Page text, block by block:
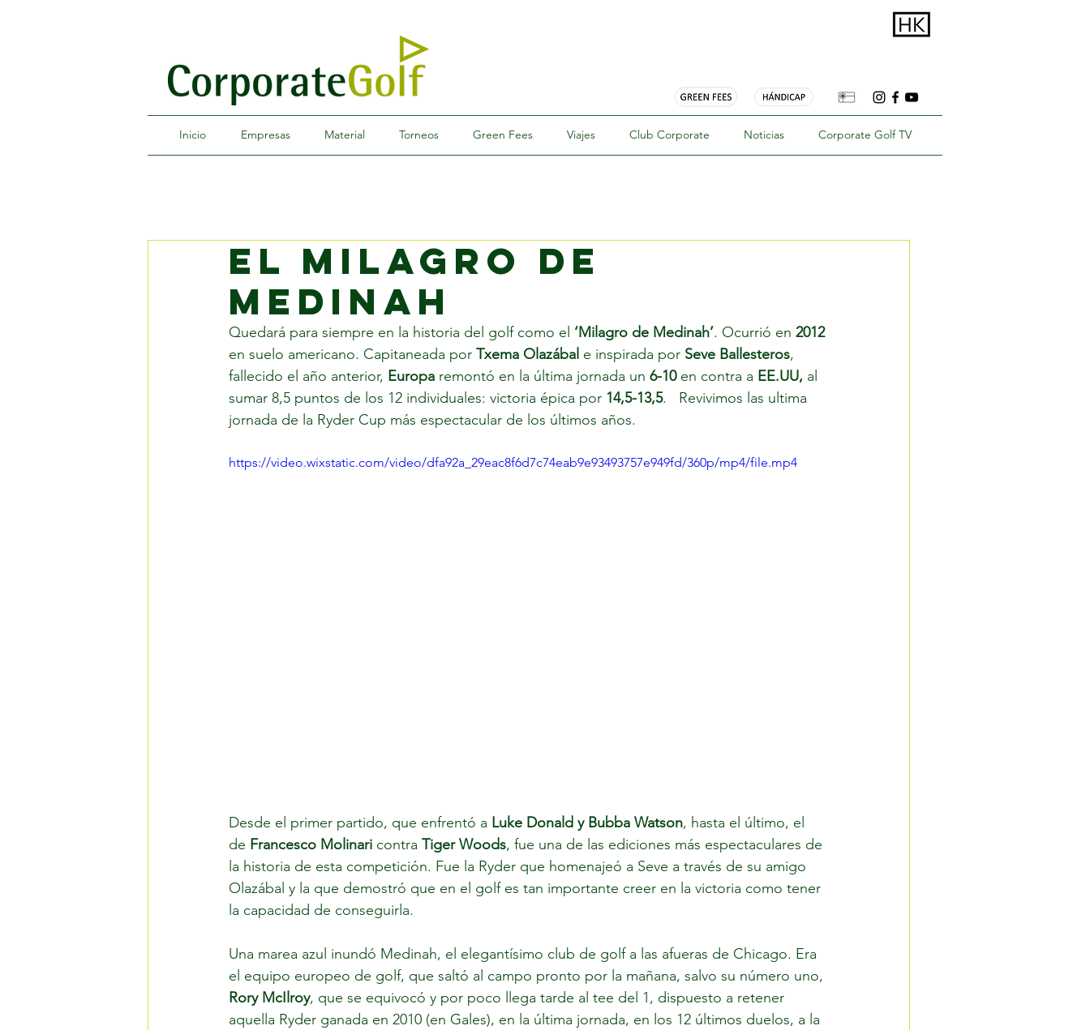
Inicio Empresas Material Torneos Green Fees Viajes Club Corporate Noticias Corporate Golf TV
el milagro de
medinah
Quedará para siempre en la historia del golf como el ‘Milagro de Medinah’. Ocurrió en 2012
en suelo americano. Capitaneada por Txema Olazábal e inspirada por Seve Ballesteros,
fallecido el año anterior, Europa remontó en la última jornada un 6-10 en contra a EE.UU, al
sumar 8,5 puntos de los 12 individuales: victoria épica por 14,5-13,5.   Revivimos las ultima
jornada de la Ryder Cup más espectacular de los últimos años.
https://video.wixstatic.com/video/dfa92a_29eac8f6d7c74eab9e93493757e949fd/360p/mp4/file.mp4
Desde el primer partido, que enfrentó a Luke Donald y Bubba Watson, hasta el último, el
de Francesco Molinari contra Tiger Woods, fue una de las ediciones más espectaculares de
la historia de esta competición. Fue la Ryder que homenajeó a Seve a través de su amigo
Olazábal y la que demostró que en el golf es tan importante creer en la victoria como tener
la capacidad de conseguirla.
Una marea azul inundó Medinah, el elegantísimo club de golf a las afueras de Chicago. Era
el equipo europeo de golf, que saltó al campo pronto por la mañana, salvo su número uno,
Rory McIlroy, que se equivocó y por poco llega tarde al tee del 1, dispuesto a retener
aquella Ryder ganada en 2010 (en Gales), en la última jornada, en los 12 últimos duelos, a la